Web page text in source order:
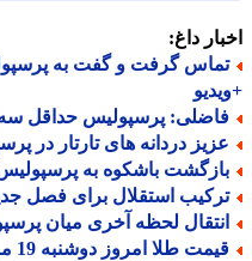
داغ:
گرفت و گفت به پرسپولیس
پرسپولیس حداقل سه
دردانه های تارتار در
باشکوه به پرسپولیس:
استقلال برای فصل
لحظه آخری میان
طلا امروز دوشنبه 19 مرداد 1405